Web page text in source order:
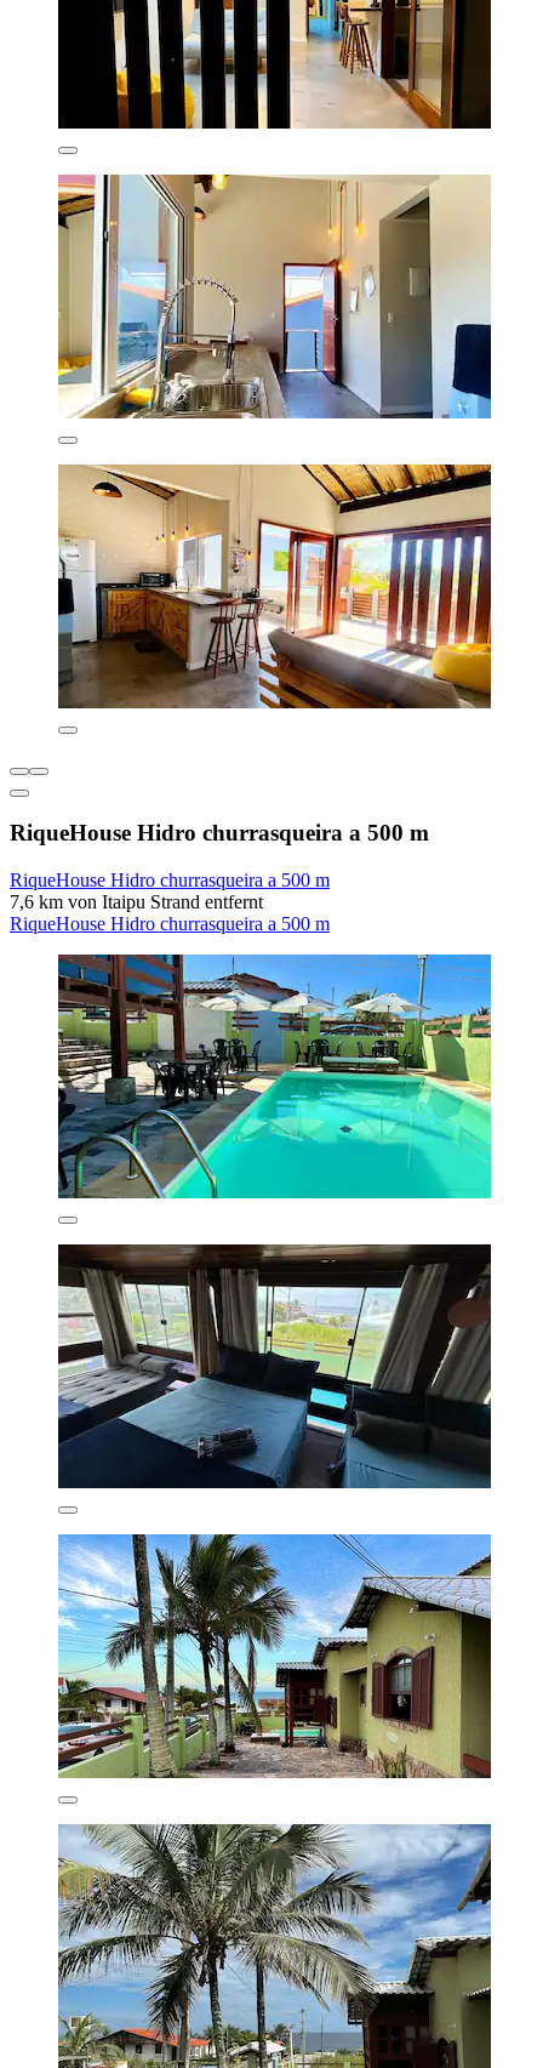
RiqueHouse Hidro churrasqueira a 500 m
RiqueHouse Hidro churrasqueira a 500 m
7,6 km von Itaipu Strand entfernt
RiqueHouse Hidro churrasqueira a 500 m